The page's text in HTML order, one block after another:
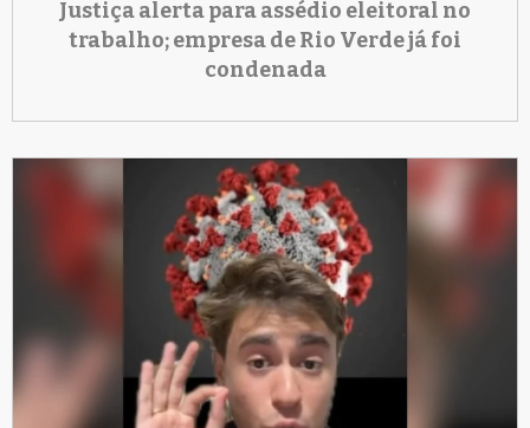
Justiça alerta para assédio eleitoral no
trabalho; empresa de Rio Verde já foi
condenada